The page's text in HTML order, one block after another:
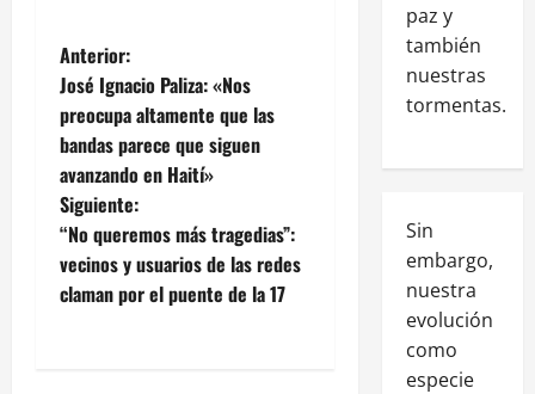
Anterior:
José Ignacio Paliza: «Nos
preocupa altamente que las
bandas parece que siguen
avanzando en Haití»
Siguiente:
“No queremos más tragedias”:
vecinos y usuarios de las redes
claman por el puente de la 17
paz y
también
nuestras
tormentas.
Sin
embargo,
nuestra
evolución
como
especie